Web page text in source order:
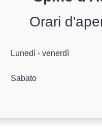
Orari
Lunedì - venerdì
Sabato